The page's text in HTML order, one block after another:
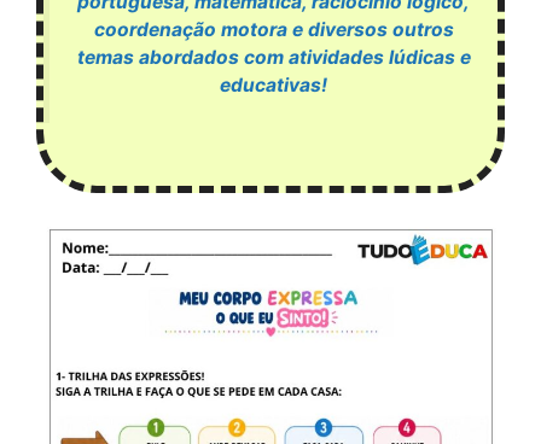
coordenação motora e diversos outros
temas abordados com atividades lúdicas e
educativas!